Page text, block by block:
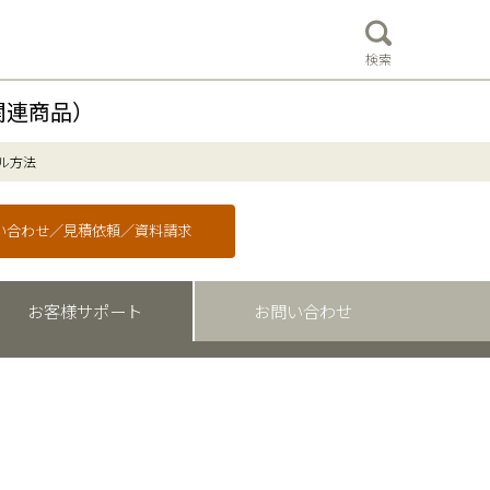
検索
商品）
方法
合わせ／見積依頼／資料請求
お客様サポート お問い合わせ